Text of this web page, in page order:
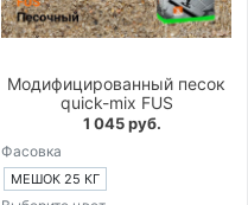
Модифицированный песок
quick-mix FUS
1 045 руб.
Фасовка
МЕШОК 25 КГ